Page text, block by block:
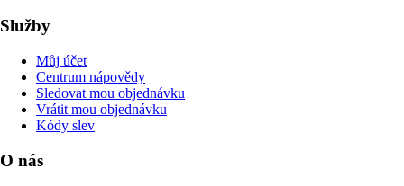
Služby
Můj účet
Centrum nápovědy
Sledovat mou objednávku
Vrátit mou objednávku
Kódy slev
O nás